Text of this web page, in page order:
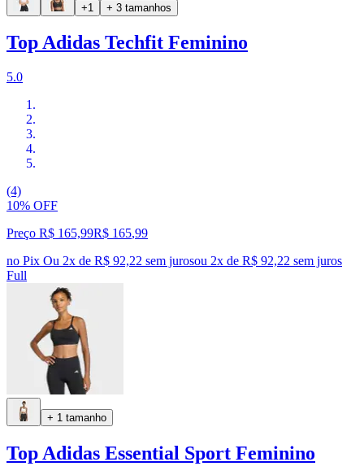
+1 + 3 tamanhos
Top Adidas Techfit Feminino
5.0
(4)
10% OFF
Preço R$ 165,99R$ 165,99
no Pix Ou 2x de R$ 92,22 sem jurosou 2x de R$ 92,22 sem juros
Full
+ 1 tamanho
Top Adidas Essential Sport Feminino